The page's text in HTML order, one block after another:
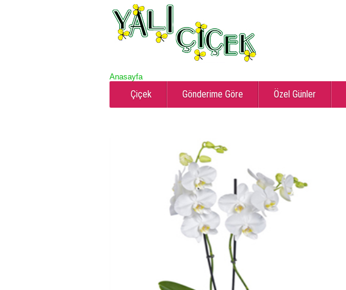
Anasayfa
Çiçek Gönderime Göre Özel Günler